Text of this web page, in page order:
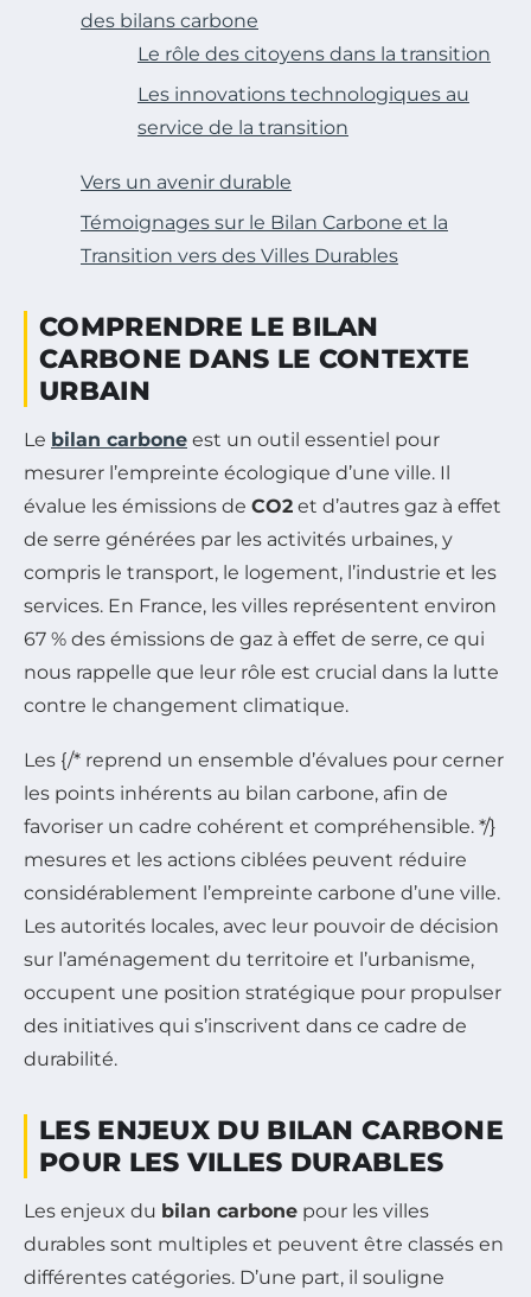
des bilans carbone
Le rôle des citoyens dans la transition
Les innovations technologiques au
service de la transition
Vers un avenir durable
Témoignages sur le Bilan Carbone et la
Transition vers des Villes Durables
COMPRENDRE LE BILAN
CARBONE DANS LE CONTEXTE
URBAIN
Le bilan carbone est un outil essentiel pour
mesurer l’empreinte écologique d’une ville. Il
évalue les émissions de CO2 et d’autres gaz à effet
de serre générées par les activités urbaines, y
compris le transport, le logement, l’industrie et les
services. En France, les villes représentent environ
67 % des émissions de gaz à effet de serre, ce qui
nous rappelle que leur rôle est crucial dans la lutte
contre le changement climatique.
Les {/* reprend un ensemble d’évalues pour cerner
les points inhérents au bilan carbone, afin de
favoriser un cadre cohérent et compréhensible. */}
mesures et les actions ciblées peuvent réduire
considérablement l’empreinte carbone d’une ville.
Les autorités locales, avec leur pouvoir de décision
sur l’aménagement du territoire et l’urbanisme,
occupent une position stratégique pour propulser
des initiatives qui s’inscrivent dans ce cadre de
durabilité.
LES ENJEUX DU BILAN CARBONE
POUR LES VILLES DURABLES
Les enjeux du bilan carbone pour les villes
durables sont multiples et peuvent être classés en
différentes catégories. D’une part, il souligne